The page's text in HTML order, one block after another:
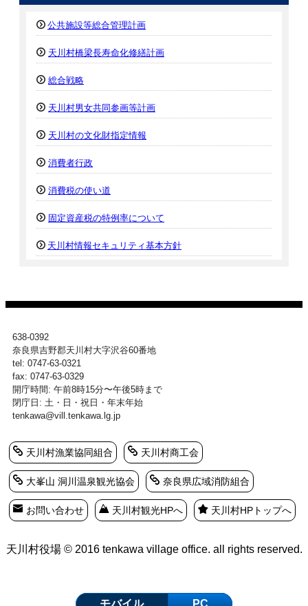
公共施設等総合管理計画
天川村橋梁長寿命化修繕計画
総合戦略
天川村男女共同参画等計画
天川村の文化財指定情報
消費者行政
消費税の使い道
固定資産税の特例率について
天川村情報セキュリティ基本方針
638-0392
奈良県吉野郡天川村大字沢谷60番地
tel: 0747-63-0321
fax: 0747-63-0329
開庁時間: 午前8時15分〜午後5時まで
閉庁日: 土・日・祝日・年末年始
tenkawa@vill.tenkawa.lg.jp
天川村漁業協同組合 天川村商工会
大峯山 洞川温泉観光協会 奈良県広域消防組合
お問い合わせ 天川村観光HPへ 天川村HPトップへ
天川村役場 © 2016 tenkawa village office. all rights reserved.